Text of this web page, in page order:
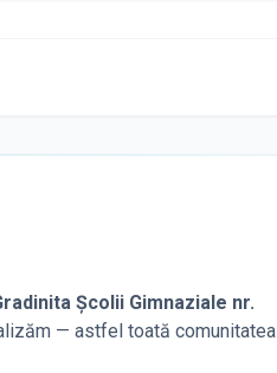
Școlii Gimnaziale nr.
— astfel toată comunitatea